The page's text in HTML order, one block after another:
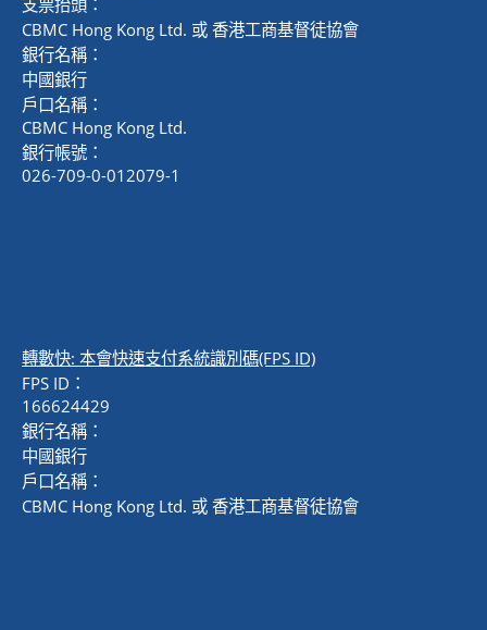
支票抬頭：
CBMC Hong Kong Ltd. 或 香港工商基督徒協會
銀行名稱：
中國銀行
戶口名稱：
CBMC Hong Kong Ltd.
銀行帳號：
026-709-0-012079-1
轉數快: 本會快速支付系統識別碼(FPS ID)
FPS ID：
166624429
銀行名稱：
中國銀行
戶口名稱：
CBMC Hong Kong Ltd. 或 香港工商基督徒協會